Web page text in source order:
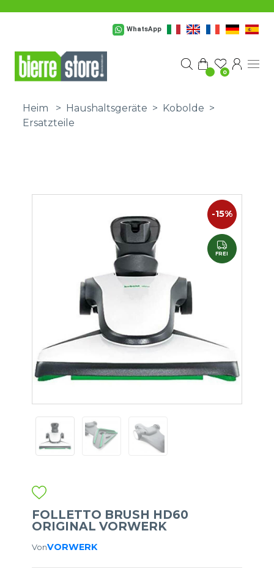
WhatsApp
0
Heim > Haushaltsgeräte > Kobolde >
Ersatzteile
-15%
FREI
FOLLETTO BRUSH HD60
ORIGINAL VORWERK
VonVORWERK